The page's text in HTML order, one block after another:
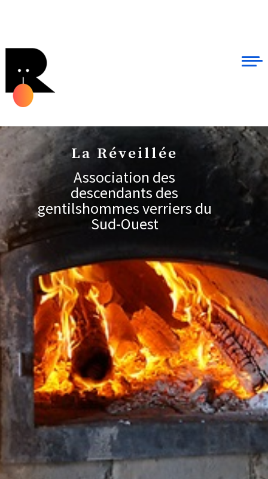
La Réveillée
Association des
descendants des
gentilshommes verriers du
Sud-Ouest